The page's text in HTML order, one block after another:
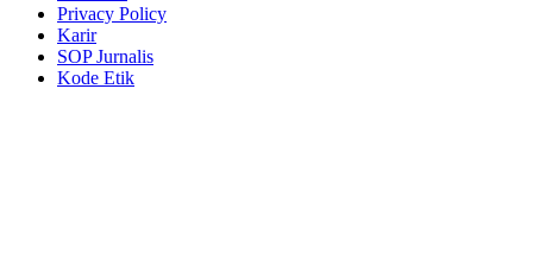
Privacy Policy
Karir
SOP Jurnalis
Kode Etik